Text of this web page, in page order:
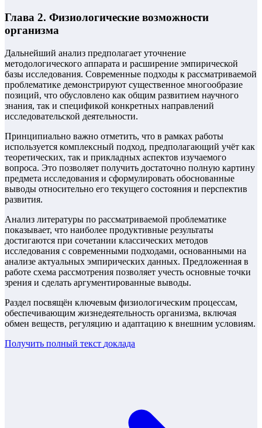
Глава 2. Физиологические возможности
организма
Дальнейший анализ предполагает уточнение
методологического аппарата и расширение эмпирической
базы исследования. Современные подходы к рассматриваемой
проблематике демонстрируют существенное многообразие
позиций, что обусловлено как общим развитием научного
знания, так и спецификой конкретных направлений
исследовательской деятельности.
Принципиально важно отметить, что в рамках работы
используется комплексный подход, предполагающий учёт как
теоретических, так и прикладных аспектов изучаемого
вопроса. Это позволяет получить достаточно полную картину
предмета исследования и сформулировать обоснованные
выводы относительно его текущего состояния и перспектив
развития.
Анализ литературы по рассматриваемой проблематике
показывает, что наиболее продуктивные результаты
достигаются при сочетании классических методов
исследования с современными подходами, основанными на
анализе актуальных эмпирических данных. Предложенная в
работе схема рассмотрения позволяет учесть основные точки
зрения и сделать аргументированные выводы.
Раздел посвящён ключевым физиологическим процессам,
обеспечивающим жизнедеятельность организма, включая
обмен веществ, регуляцию и адаптацию к внешним условиям.
Получить полный текст доклада